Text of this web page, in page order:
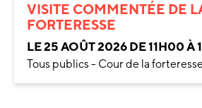
VISITE COMMENTÉE DE
FORTERESSE
LE 25 AOÛT 2026 DE 11H00 À
Tous publics - Cour de la forteresse